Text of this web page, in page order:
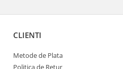
CLIENTI
Metode de Plata
Politica de Retur